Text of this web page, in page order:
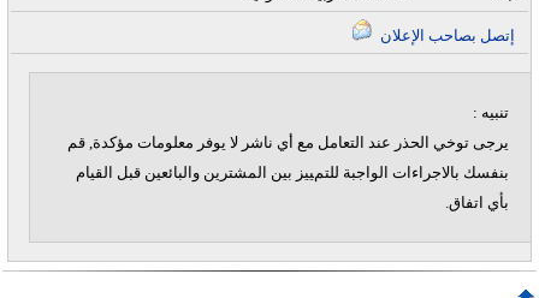
تنبيه :
يرجى توخي الحذر عند التعامل مع أي ناشر لا يوفر معلومات مؤكدة, قم
بنفسك بالاجراءات الواجبة للتمييز بين المشترين والبائعين قبل القيام
بأي اتفاق.